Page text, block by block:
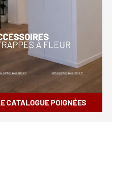
CATALOGUE POIGNÉES